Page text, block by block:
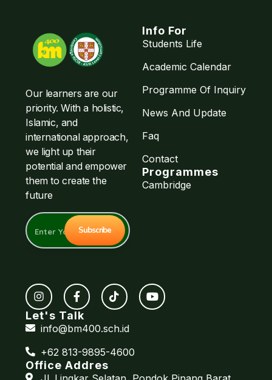
Our learners are our
priority. With a holistic,
Islamic, and
international approach,
we light up their
potential and empower
them to create the
future
Info For
Students Life
Academic Calendar
Programme Of Inquiry
News And Update
Faq
Contact
Programmes
Cambridge
Let's Talk
info@bm400.sch.id
+62 813-9895-4600
Office Addres